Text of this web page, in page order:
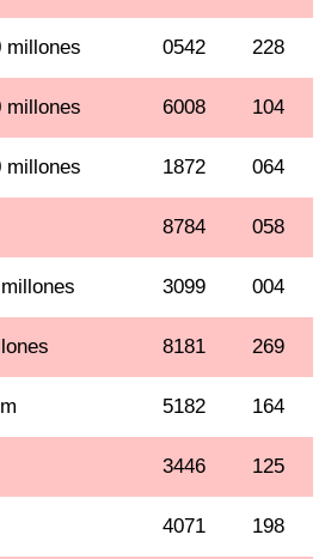
millones 0542 228
millones 6008 104
millones 1872 064
8784 058
3099 004
8181 269
5182 164
3446 125
4071 198